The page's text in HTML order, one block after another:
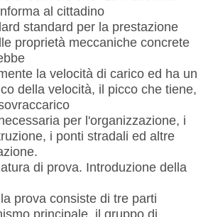
al cittadino
standard per la prestazione
proprietà meccaniche concrete
la velocità di carico ed ha un
della velocità, il picco che tiene,
per l'organizzazione, i
i ponti stradali ed altre
di prova. Introduzione della
prova consiste di tre parti